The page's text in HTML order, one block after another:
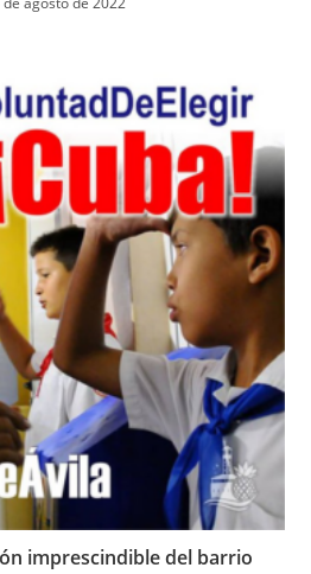
imprescindible del barrio